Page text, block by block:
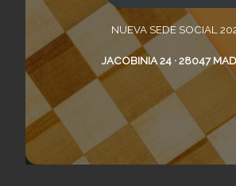
NUEVA SEDE SOCIAL
JACOBINIA 24 · 28047